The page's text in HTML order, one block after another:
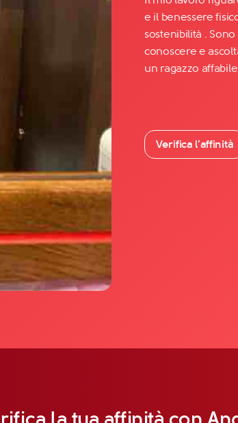
YouTube
e il benessere
sostenibilità .
conoscere e
un ragazzo
Verifica l’affinità